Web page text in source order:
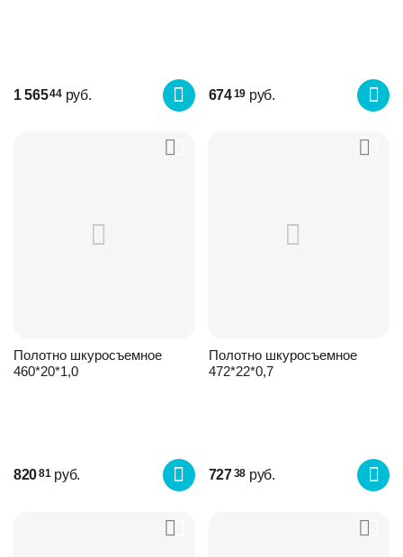
1 56544 руб. 67419 руб.
Полотно шкуросъемное
460*20*1,0
82081 руб.
Полотно шкуросъемное
472*22*0,7
72738 руб.